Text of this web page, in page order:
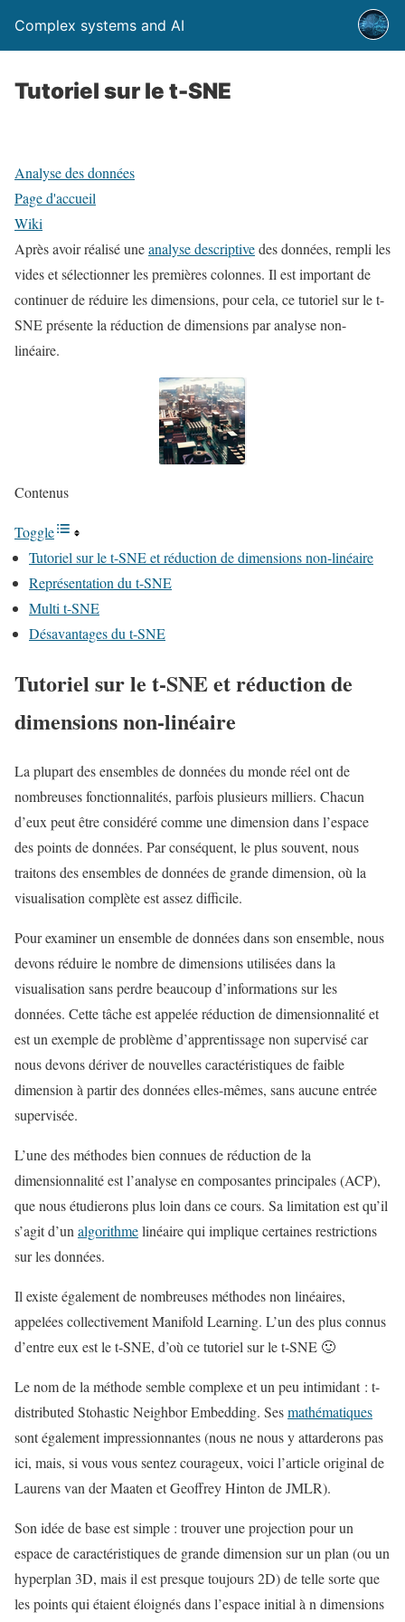
Complex systems and AI
Tutoriel sur le t-SNE
Analyse des données
Page d'accueil
Wiki
Après avoir réalisé uneanalyse descriptivedes données, rempli les
vides et sélectionner les premières colonnes. Il est important de
continuer de réduire les dimensions, pour cela, ce tutoriel sur le t-
SNE présente la réduction de dimensions par analyse non-
linéaire.
Contenus
Toggle
Tutoriel sur le t-SNE et réduction de dimensions non-linéaire
Représentation du t-SNE
Multi t-SNE
Désavantages du t-SNE
Tutoriel sur le t-SNE et réduction de
dimensions non-linéaire
La plupart des ensembles de données du monde réel ont de
nombreuses fonctionnalités, parfois plusieurs milliers. Chacun
d’eux peut être considéré comme une dimension dans l’espace
des points de données. Par conséquent, le plus souvent, nous
traitons des ensembles de données de grande dimension, où la
visualisation complète est assez difficile.
Pour examiner un ensemble de données dans son ensemble, nous
devons réduire le nombre de dimensions utilisées dans la
visualisation sans perdre beaucoup d’informations sur les
données. Cette tâche est appelée réduction de dimensionnalité et
est un exemple de problème d’apprentissage non supervisé car
nous devons dériver de nouvelles caractéristiques de faible
dimension à partir des données elles-mêmes, sans aucune entrée
supervisée.
L’une des méthodes bien connues de réduction de la
dimensionnalité est l’analyse en composantes principales (ACP),
que nous étudierons plus loin dans ce cours. Sa limitation est qu’il
s’agit d’un algorithmelinéaire qui implique certaines restrictions
sur les données.
Il existe également de nombreuses méthodes non linéaires,
appelées collectivement Manifold Learning. L’un des plus connus
d’entre eux est le t-SNE, d’où ce tutoriel sur le t-SNE 🙂
Le nom de la méthode semble complexe et un peu intimidant : t-
distributed Stohastic Neighbor Embedding. Sesmathématiques
sont également impressionnantes (nous ne nous y attarderons pas
ici, mais, si vous vous sentez courageux, voici l’article original de
Laurens van der Maaten et Geoffrey Hinton de JMLR).
Son idée de base est simple : trouver une projection pour un
espace de caractéristiques de grande dimension sur un plan (ou un
hyperplan 3D, mais il est presque toujours 2D) de telle sorte que
les points qui étaient éloignés dans l’espace initial à n dimensions